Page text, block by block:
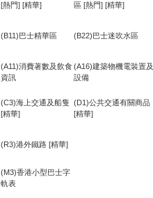
[熱門] [精華]
區 [熱門] [精華]
(B11)巴士精華區 (B22)巴士迷吹水區
(A11)消費著數及飲食
資訊
(A16)建築物機電裝置及
設備
(C3)海上交通及船隻
[精華]
(D1)公共交通有關商品
[精華]
(R3)港外鐵路 [精華]
(M3)香港小型巴士字
軌表